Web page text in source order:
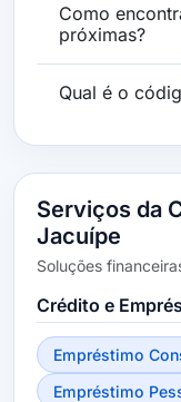
Como
próximas?
Qual é o
Serviços da
Jacuípe
Soluções
Crédito e
Empréstimo
Empréstimo